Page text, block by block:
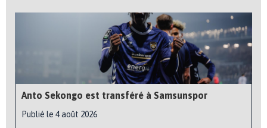
Anto Sekongo est transféré à Samsunspor
Publié le 4 août 2026